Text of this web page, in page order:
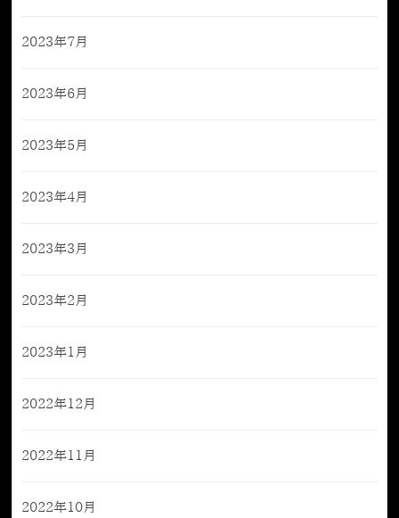
2023年7月
2023年6月
2023年5月
2023年4月
2023年3月
2023年2月
2023年1月
2022年12月
2022年11月
2022年10月